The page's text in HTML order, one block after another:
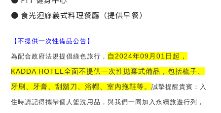
● 食光迴廊義式料理餐廳（提供早餐）
【不提供一次性備品公告】
為配合政府法規提倡綠色旅行， 自2024年09月01日起，
KADDA HOTEL全面不提供一次性拋棄式備品，包括梳子、
牙刷、牙膏、刮鬍刀、浴帽、室內拖鞋等。誠摯提醒貴賓：入
住時請記得攜帶個人盥洗用品，與我們一同加入永續旅遊行列，